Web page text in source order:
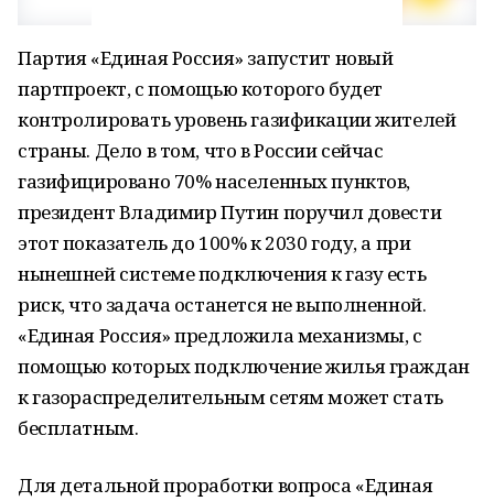
Партия «Единая Россия» запустит новый
партпроект, с помощью которого будет
контролировать уровень газификации жителей
страны. Дело в том, что в России сейчас
газифицировано 70% населенных пунктов,
президент Владимир Путин поручил довести
этот показатель до 100% к 2030 году, а при
нынешней системе подключения к газу есть
риск, что задача останется не выполненной.
«Единая Россия» предложила механизмы, с
помощью которых подключение жилья граждан
к газораспределительным сетям может стать
бесплатным.
Для детальной проработки вопроса «Единая